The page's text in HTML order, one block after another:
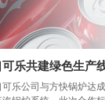
乐共建绿色生产
乐公司与方快锅炉达